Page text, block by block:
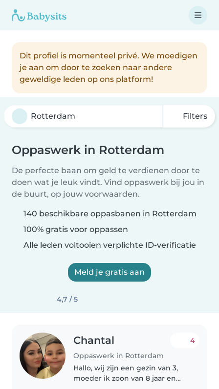
Dit profiel is momenteel privé. We moedigen
je aan om door te zoeken naar andere
geweldige leden op ons platform!
Filters
Oppaswerk in Rotterdam
De perfecte baan om geld te verdienen door te
doen wat je leuk vindt. Vind oppaswerk bij jou in
de buurt, op jouw voorwaarden.
140 beschikbare oppasbanen in Rotterdam
100% gratis voor oppassen
Alle leden voltooien verplichte ID-verificatie
Meld je gratis aan
4,7 / 5
Chantal
Oppaswerk in Rotterdam
4
Hallo, wij zijn een gezin van 3,
moeder ik zoon van 8 jaar en